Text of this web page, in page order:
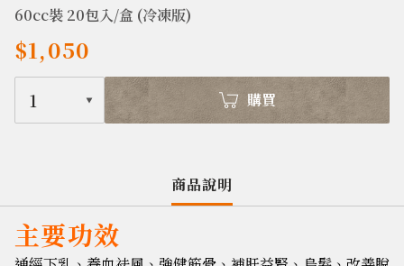
60cc裝 20包入/盒 (冷凍版)
$1,050
1 購買
商品說明
主要功效